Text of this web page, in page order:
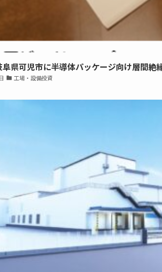
阜県可児市に半導体パッケージ向け層間絶
工場・設備投資